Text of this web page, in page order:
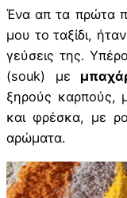
Ένα απ τα πρώτα
μου το ταξίδι,
γεύσεις της.
(souk) με
ξηρούς καρπούς,
και φρέσκα, με
αρώματα.